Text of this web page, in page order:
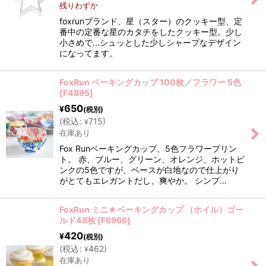
残りわずか
foxrunブランド、星（スター）のクッキー型、定
番中の定番な星のカタチをしたクッキー型。少し
小さめで...シュッとした少しシャープなデザイン
になってます。
FoxRun ベーキングカップ 100枚／フラワー 5色
[F4895]
¥650(税別)
(税込: ¥715)
在庫あり
Fox Runベーキングカップ、5色フラワープリン
ト。 赤、ブルー、グリーン、オレンジ、ホットピ
ンクの5色ですが、ベースが白地なので仕上がり
がとてもエレガントだし、爽やか。 シンプ…
FoxRun ミニ★ベーキングカップ （ホイル）ゴー
ルド48枚 [F6966]
¥420(税別)
(税込: ¥462)
在庫あり